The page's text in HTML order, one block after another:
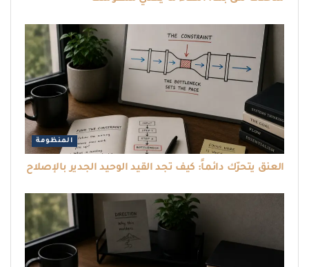
المنظومة
العنق يتحرّك دائماً: كيف تجد القيد الوحيد الجدير بالإصلاح